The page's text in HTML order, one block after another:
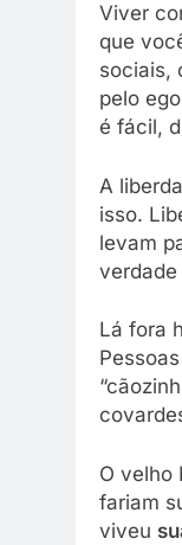
Viver
que
sociais,
pelo
é fácil,
A
isso.
levam
Lá fora
O velho
fariam
viveu